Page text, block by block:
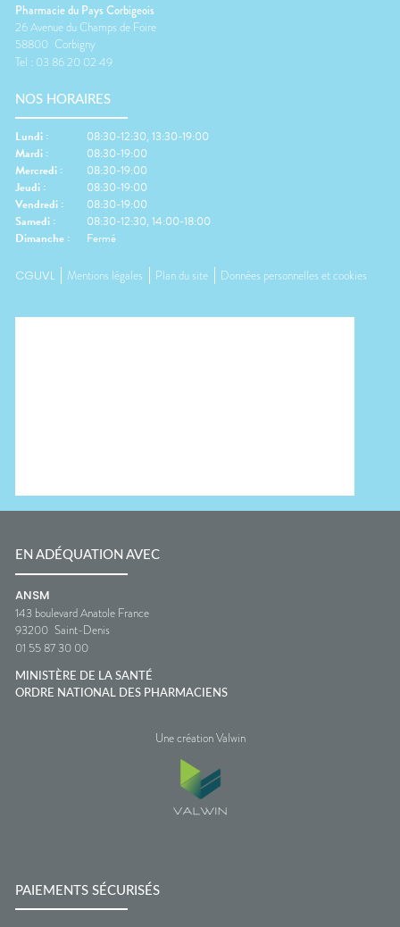
Pharmacie du Pays Corbigeois
26 Avenue du Champs de Foire
58800 Corbigny
Tel : 03 86 20 02 49
NOS HORAIRES
Lundi :
08:30-12:30, 13:30-19:00
Mardi :
08:30-19:00
Mercredi :
08:30-19:00
Jeudi :
08:30-19:00
Vendredi :
08:30-19:00
Samedi :
08:30-12:30, 14:00-18:00
Dimanche : Fermé
CGUVL Mentions légales Plan du site Données personnelles et cookies
EN ADÉQUATION AVEC
ANSM
143 boulevard Anatole France
93200 Saint-Denis
01 55 87 30 00
MINISTÈRE DE LA SANTÉ
ORDRE NATIONAL DES PHARMACIENS
Une création Valwin
PAIEMENTS SÉCURISÉS